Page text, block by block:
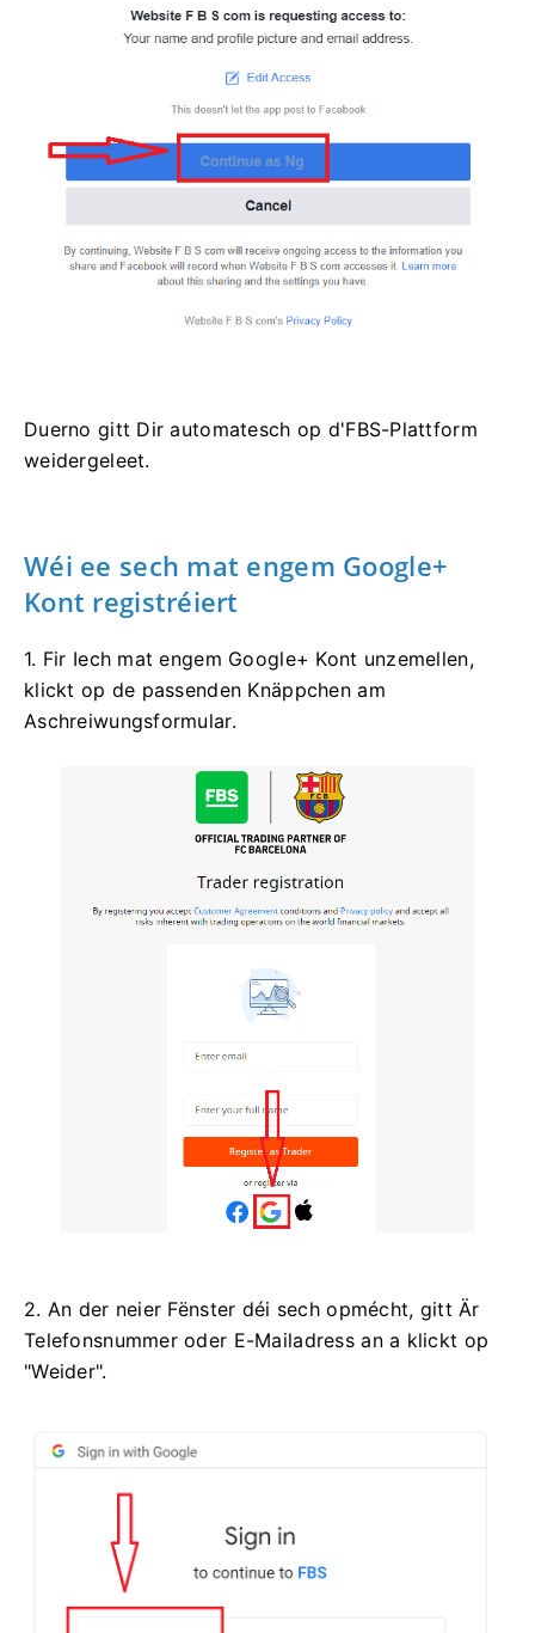
Duerno gitt Dir automatesch op d'FBS-Plattform
weidergeleet.
Wéi ee sech mat engem Google+
Kont registréiert
1. Fir Iech mat engem Google+ Kont unzemellen,
klickt op de passenden Knäppchen am
Aschreiwungsformular.
2. An der neier Fënster déi sech opmécht, gitt Är
Telefonsnummer oder E-Mailadress an a klickt op
"Weider".